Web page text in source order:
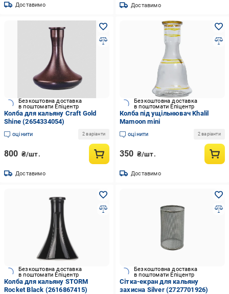
Доставимо Доставимо
Безкоштовна доставка
в поштомати Епіцентр
Колба для кальяну Craft Gold
Shine (2654334054)
оцінити 2 варіанти
800 ₴/шт.
Доставимо
Безкоштовна доставка
в поштомати Епіцентр
Колба під ущільнювач Khalil
Mamoon mini
оцінити 2 варіанти
350 ₴/шт.
Доставимо
Безкоштовна доставка
в поштомати Епіцентр
Колба для кальяну STORM
Rocket Black (2616867415)
Безкоштовна доставка
в поштомати Епіцентр
Сітка-екран для кальяну
захисна Silver (2727701926)